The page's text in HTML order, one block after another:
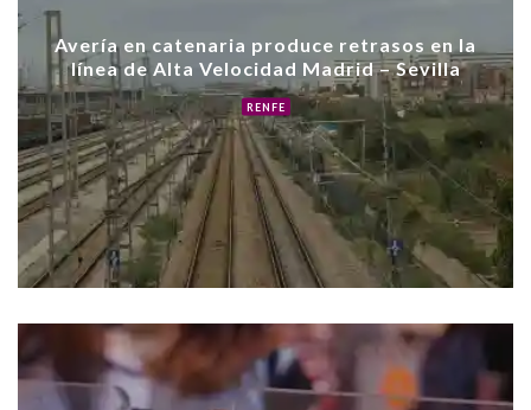
Avería en catenaria produce retrasos en la
línea de Alta Velocidad Madrid – Sevilla
RENFE